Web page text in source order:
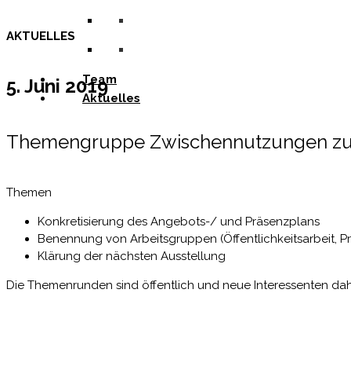
Team
Aktuelles
AKTUELLES
5. Juni 2019
Themengruppe Zwischennutzungen
Themen
Konkretisierung des Angebots-/ und Präsenzplans
Benennung von Arbeitsgruppen (Öffentlichkeitsarbeit,
Klärung der nächsten Ausstellung
Die Themenrunden sind öffentlich und neue Interessenten